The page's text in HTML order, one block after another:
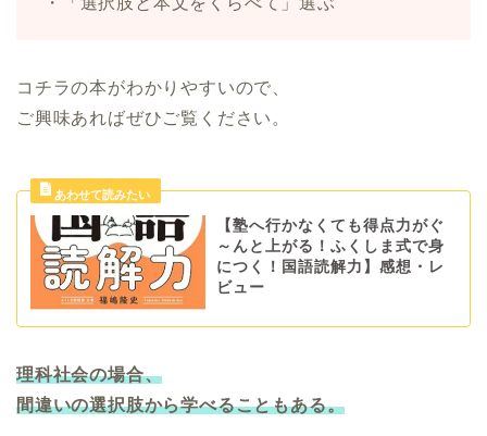
コチラの本がわかりやすいので、
ご興味あればぜひご覧ください。
【塾へ行かなくても得点力がぐ
～んと上がる！ふくしま式で身
につく！国語読解力】感想・レ
ビュー
理科社会の場合、
間違いの選択肢から学べることもある。